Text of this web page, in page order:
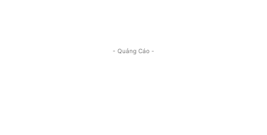
- Quảng Cáo -